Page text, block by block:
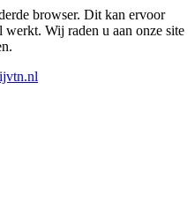
browser. Dit kan ervoor
werkt. Wij raden u aan onze site